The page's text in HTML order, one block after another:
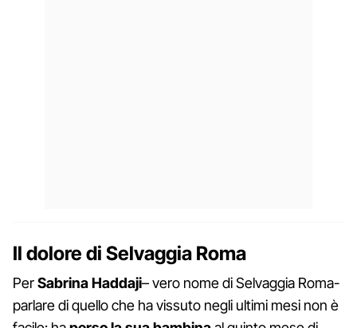
Il dolore di Selvaggia Roma
PerSabrina Haddaji– vero nome di Selvaggia Roma-
parlare di quello che ha vissuto negli ultimi mesi non è